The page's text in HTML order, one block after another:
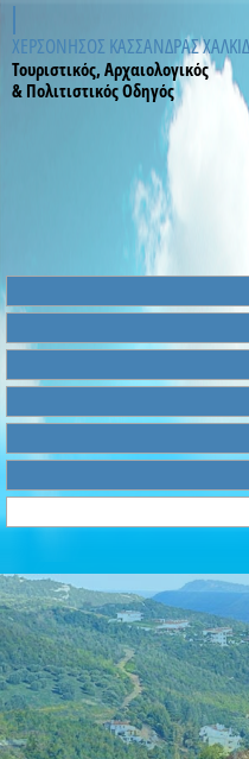
ΧΕΡΣΟΝΗΣΟΣ ΚΑΣΣΑΝΔΡΑΣ
Τουριστικός, Αρχαιολογικός
& Πολιτιστικός Οδηγός